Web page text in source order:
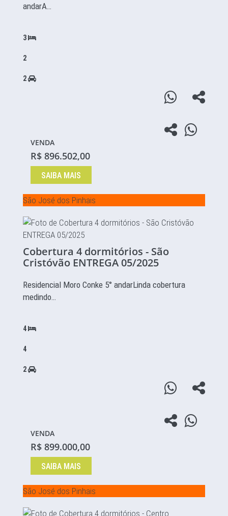
andarA…
3
2
2
VENDA
R$ 896.502,00
SAIBA MAIS
São José dos Pinhais
Cobertura 4 dormitórios - São
Cristóvão ENTREGA 05/2025
Residencial Moro Conke 5° andarLinda cobertura
medindo…
4
4
2
VENDA
R$ 899.000,00
SAIBA MAIS
São José dos Pinhais